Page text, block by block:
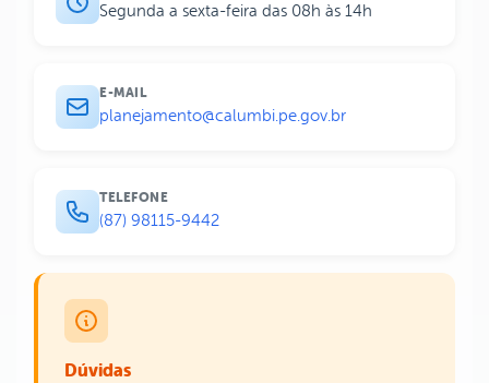
Segunda a sexta-feira das 08h às 14h
E-MAIL
planejamento@calumbi.pe.gov.br
TELEFONE
(87) 98115-9442
Dúvidas